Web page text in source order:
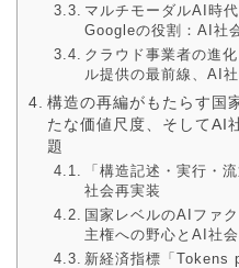
マルチモーダルAI時
Googleの役割：AI社
クラウド事業者の進
ル提供の最前線、AI
構造の再編がもたらす国
たな価値尺度、そしてAI
題
「構造記述・実行・
社会再実装
国家レベルのAIファ
主権への野心とAI社
新経済指標「Tokens